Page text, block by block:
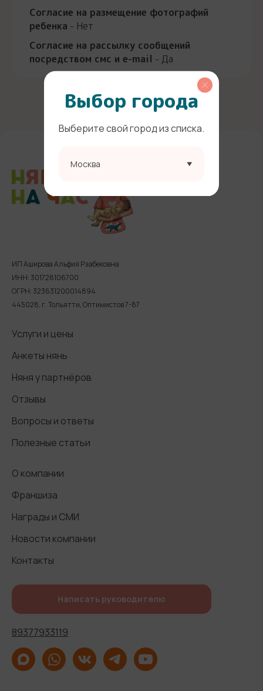
Согласие на размещение фотографий
ребенка - Нет
Согласие на рассылку сообщений
посредством смс и e-mail - Да
ИП Аширова Альфия Рзабековна
ИНН: 301728106700
ОГРН: 323631200014894
445028, г. Тольятти, Оптимистов 7-87
Услуги и цены
Анкеты нянь
Няня у партнёров
Отзывы
Вопросы и ответы
Полезные статьи
О компании
Франшиза
Награды и СМИ
Новости компании
Контакты
Написать руководителю
89377933119
Выбор города
Выберите свой город из списка.
Москва